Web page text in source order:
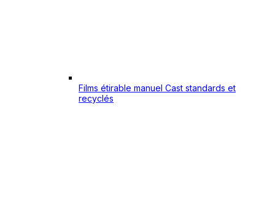
Films étirable manuel Cast standards et
recyclés